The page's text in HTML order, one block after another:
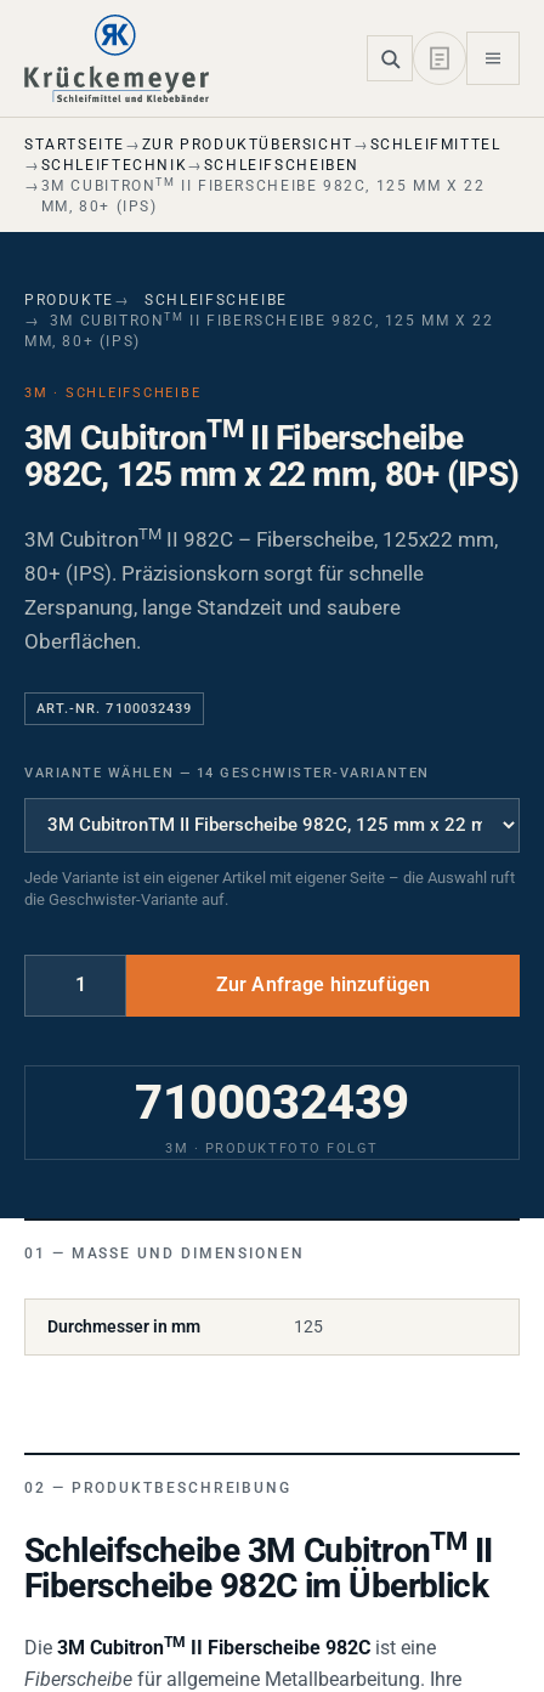
Skip to main navigation
Skip to main content
Skip to page footer
STARTSEITE ZUR PRODUKTÜBERSICHT
SCHLEIFMITTEL
SCHLEIFTECHNIK
SCHLEIFSCHEIBEN
3M CUBITRON TM
II FIBERSCHEIBE 982C, 125 MM X 22
MM, 80+ (IPS)
PRODUKTE
SCHLEIFSCHEIBE
3M CUBITRON TM
II FIBERSCHEIBE 982C, 125 MM X 22
MM, 80+ (IPS)
3M · SCHLEIFSCHEIBE
3M CubitronTMII Fiberscheibe
982C, 125 mm x 22 mm, 80+ (IPS)
3M CubitronTM II 982C – Fiberscheibe, 125x22 mm,
80+ (IPS). Präzisionskorn sorgt für schnelle
Zerspanung, lange Standzeit und saubere
Oberflächen.
ART.-NR. 7100032439
VARIANTE WÄHLEN — 14 GESCHWISTER-VARIANTEN
Jede Variante ist ein eigener Artikel mit eigener Seite – die Auswahl ruft
die Geschwister-Variante auf.
7100032439
3M · PRODUKTFOTO FOLGT
MASSE UND DIMENSIONEN
Durchmesser in mm 125
PRODUKTBESCHREIBUNG
Schleifscheibe 3M CubitronTM II
Fiberscheibe 982C im Überblick
Die 3M CubitronTM II Fiberscheibe 982C ist eine
Fiberscheibe für allgemeine Metallbearbeitung. Ihre